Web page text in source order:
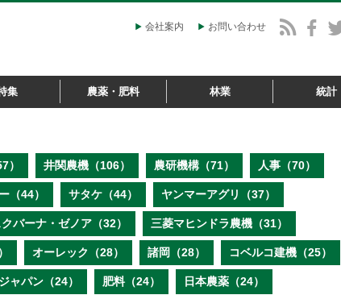
会社案内 お問い合わせ
集 農薬・肥料 林業 統計
） 井関農機（106） 農研機構（71） 人事（70）
（44） サタケ（44） ヤンマーアグリ（37）
バーナ・ゼノア（32） 三菱マヒンドラ農機（31）
オーレック（28） 諸岡（28） コベルコ建機（25）
ャパン（24） 肥料（24） 日本農薬（24）